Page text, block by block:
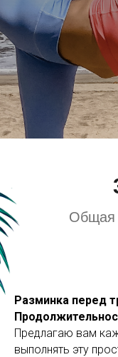
Общая
Разминка перед
Предлагаю вам
выполнять эту